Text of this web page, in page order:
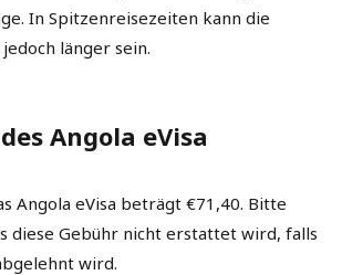
In Spitzenreisezeiten kann die
länger sein.
Angola eVisa
Angola eVisa beträgt €71,40. Bitte
diese Gebühr nicht erstattet wird, falls
wird.